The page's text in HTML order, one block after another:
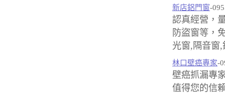
新店鋁門窗-
認真經營，
防盜窗等，
光窗,隔音窗,
林口壁癌專家-
壁癌抓漏專
值得您的信